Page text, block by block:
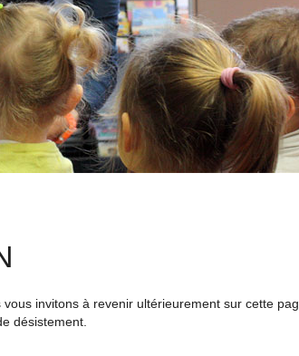
invitons à revenir ultérieurement sur cette
désistement.